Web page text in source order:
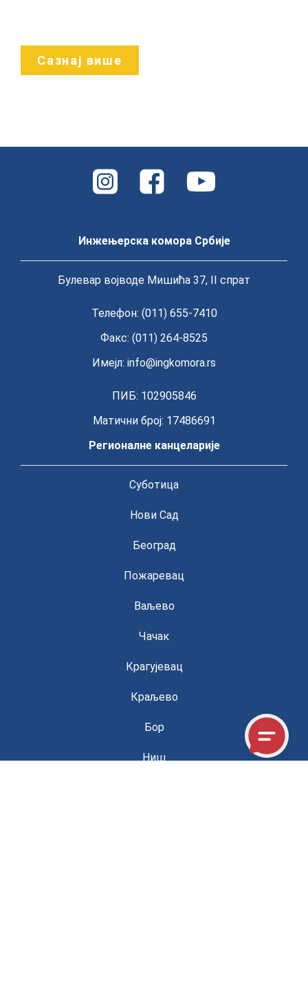
Сазнај више
Инжењерска комора Србије
Булевар војводе Мишића 37, II спрат
Телефон: (011) 655-7410
Факс: (011) 264-8525
Имејл: info@ingkomora.rs
ПИБ: 102905846
Матични број: 17486691
Регионалне канцеларије
Суботица
Нови Сад
Београд
Пожаревац
Ваљево
Чачак
Крагујевац
Краљево
Бор
Ниш